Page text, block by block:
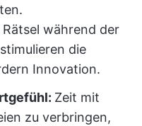
während der
die
Innovation.
Zeit mit
zu verbringen,